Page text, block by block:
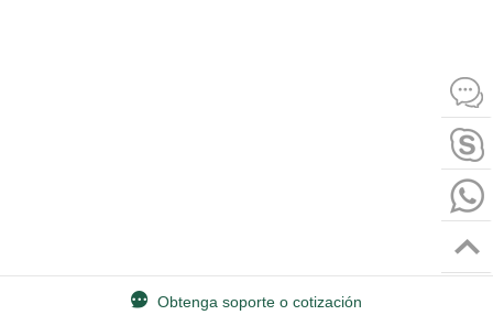
Obtenga soporte o cotización